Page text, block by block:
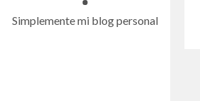
Simplemente mi blog personal